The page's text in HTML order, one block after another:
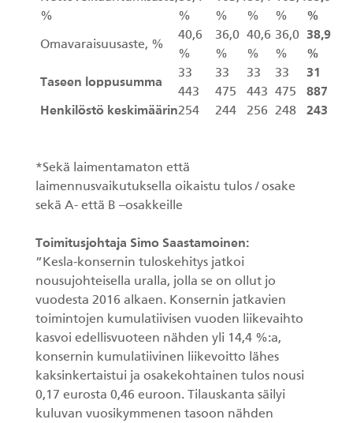
%
%
%
%
%
%
Omavaraisuusaste, %
40,6
%
36,0
%
40,6
%
36,0
%
38,9
%
Taseen loppusumma
33
443
33
475
33
443
33
475
31
887
Henkilöstö keskimäärin254 244 256 248 243
*Sekä laimentamaton että
laimennusvaikutuksella oikaistu tulos / osake
sekä A- että B –osakkeille
Toimitusjohtaja Simo Saastamoinen:
”Kesla-konsernin tuloskehitys jatkoi
nousujohteisella uralla, jolla se on ollut jo
vuodesta 2016 alkaen. Konsernin jatkavien
toimintojen kumulatiivisen vuoden liikevaihto
kasvoi edellisvuoteen nähden yli 14,4 %:a,
konsernin kumulatiivinen liikevoitto lähes
kaksinkertaistui ja osakekohtainen tulos nousi
0,17 eurosta 0,46 euroon. Tilauskanta säilyi
kuluvan vuosikymmenen tasoon nähden